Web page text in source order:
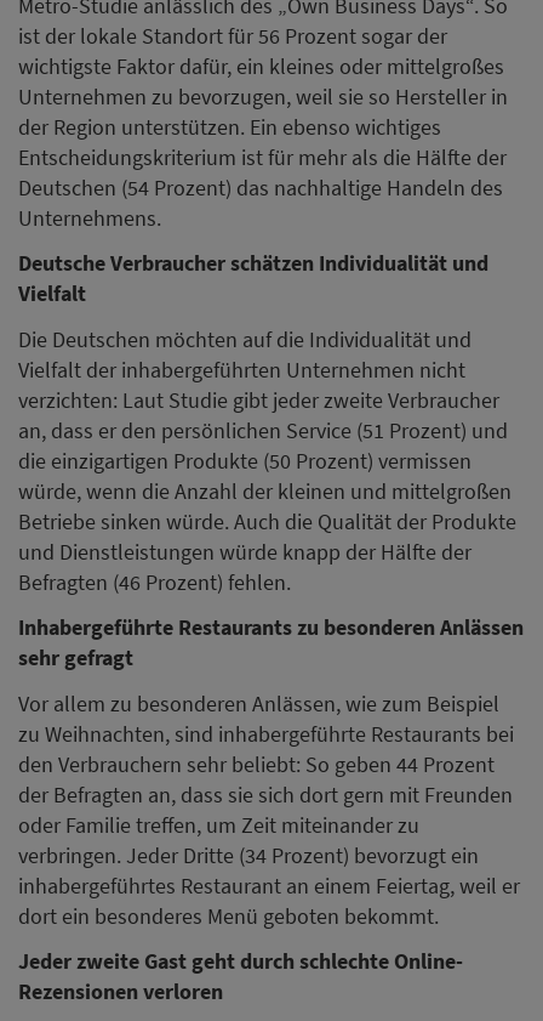
ist der lokale Standort für 56 Prozent sogar der
wichtigste Faktor dafür, ein kleines oder mittelgroßes
Unternehmen zu bevorzugen, weil sie so Hersteller in
der Region unterstützen. Ein ebenso wichtiges
Entscheidungskriterium ist für mehr als die Hälfte der
Deutschen (54 Prozent) das nachhaltige Handeln des
Unternehmens.
Deutsche Verbraucher schätzen Individualität und
Vielfalt
Die Deutschen möchten auf die Individualität und
Vielfalt der inhabergeführten Unternehmen nicht
verzichten: Laut Studie gibt jeder zweite Verbraucher
an, dass er den persönlichen Service (51 Prozent) und
die einzigartigen Produkte (50 Prozent) vermissen
würde, wenn die Anzahl der kleinen und mittelgroßen
Betriebe sinken würde. Auch die Qualität der Produkte
und Dienstleistungen würde knapp der Hälfte der
Befragten (46 Prozent) fehlen.
Inhabergeführte Restaurants zu besonderen Anlässen
sehr gefragt
Vor allem zu besonderen Anlässen, wie zum Beispiel
zu Weihnachten, sind inhabergeführte Restaurants bei
den Verbrauchern sehr beliebt: So geben 44 Prozent
der Befragten an, dass sie sich dort gern mit Freunden
oder Familie treffen, um Zeit miteinander zu
verbringen. Jeder Dritte (34 Prozent) bevorzugt ein
inhabergeführtes Restaurant an einem Feiertag, weil er
dort ein besonderes Menü geboten bekommt.
Jeder zweite Gast geht durch schlechte Online-
Rezensionen verloren